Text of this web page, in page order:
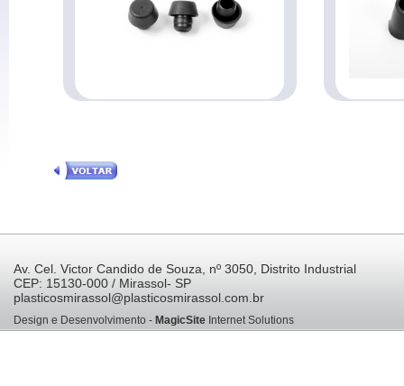
Av. Cel. Victor Candido de Souza, nº 3050, Distrito Industrial
CEP: 15130-000 / Mirassol- SP
plasticosmirassol@plasticosmirassol.com.br
Design e Desenvolvimento - MagicSite Internet Solutions